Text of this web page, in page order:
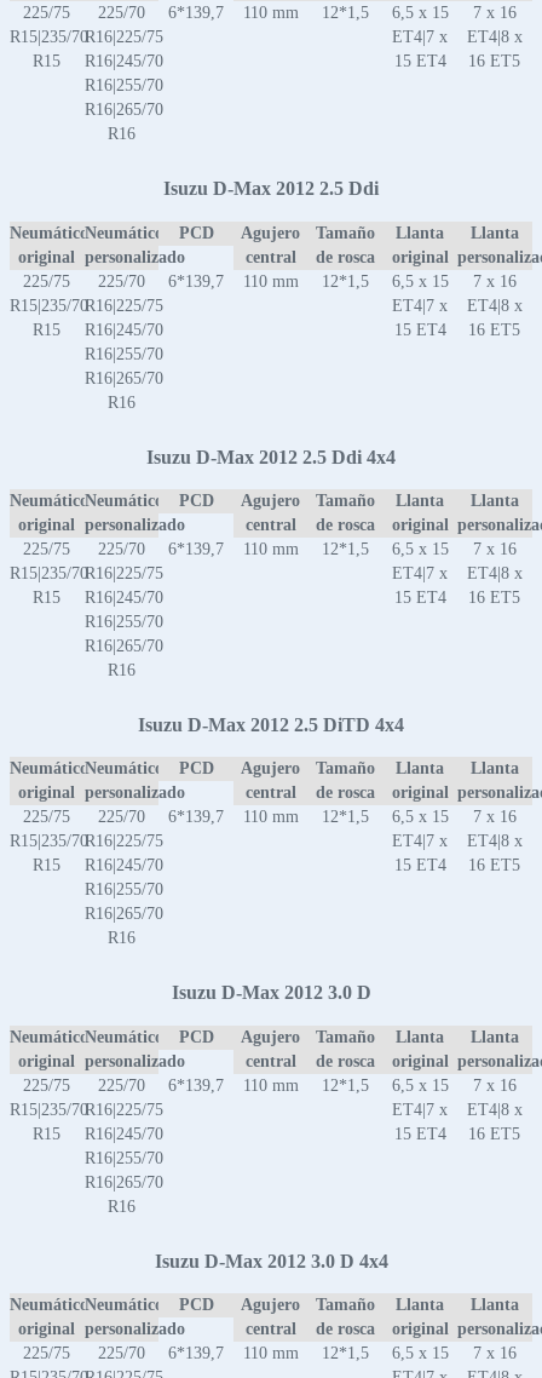
225/75
R15|235/70
R15
225/70
R16|225/75
R16|245/70
R16|255/70
R16|265/70
R16
6*139,7 110 mm 12*1,5
6,5 x 15
ET4|7 x
15 ET4
7 x 16
ET4|8 x
16 ET5
Isuzu D-Max 2012 2.5 Ddi
Neumático
original
Neumático
personalizado
PCD
Agujero
central
Tamaño
de rosca
Llanta
original
Llanta
225/75
R15|235/70
R15
225/70
R16|225/75
R16|245/70
R16|255/70
R16|265/70
R16
6*139,7 110 mm 12*1,5
6,5 x 15
ET4|7 x
15 ET4
7 x 16
ET4|8 x
16 ET5
Isuzu D-Max 2012 2.5 Ddi 4x4
Neumático
original
Neumático
personalizado
PCD
Agujero
central
Tamaño
de rosca
Llanta
original
Llanta
225/75
R15|235/70
R15
225/70
R16|225/75
R16|245/70
R16|255/70
R16|265/70
R16
6*139,7 110 mm 12*1,5
6,5 x 15
ET4|7 x
15 ET4
7 x 16
ET4|8 x
16 ET5
Isuzu D-Max 2012 2.5 DiTD 4x4
Neumático
original
Neumático
personalizado
PCD
Agujero
central
Tamaño
de rosca
Llanta
original
Llanta
225/75
R15|235/70
R15
225/70
R16|225/75
R16|245/70
R16|255/70
R16|265/70
R16
6*139,7 110 mm 12*1,5
6,5 x 15
ET4|7 x
15 ET4
7 x 16
ET4|8 x
16 ET5
Isuzu D-Max 2012 3.0 D
Neumático
original
Neumático
personalizado
PCD
Agujero
central
Tamaño
de rosca
Llanta
original
Llanta
225/75
R15|235/70
R15
225/70
R16|225/75
R16|245/70
R16|255/70
R16|265/70
R16
6*139,7 110 mm 12*1,5
6,5 x 15
ET4|7 x
15 ET4
7 x 16
ET4|8 x
16 ET5
Isuzu D-Max 2012 3.0 D 4x4
Neumático
original
Neumático
personalizado
PCD
Agujero
central
Tamaño
de rosca
Llanta
original
Llanta
225/75
225/70
6*139,7 110 mm 12*1,5
6,5 x 15
7 x 16